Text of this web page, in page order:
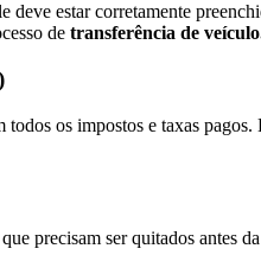
estar corretamente
de transferência de
os impostos e taxas
precisam ser quitados antes